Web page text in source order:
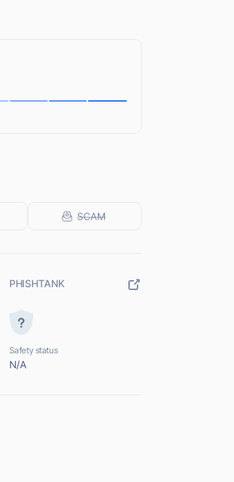
PHISHTANK
Safety status
N/A